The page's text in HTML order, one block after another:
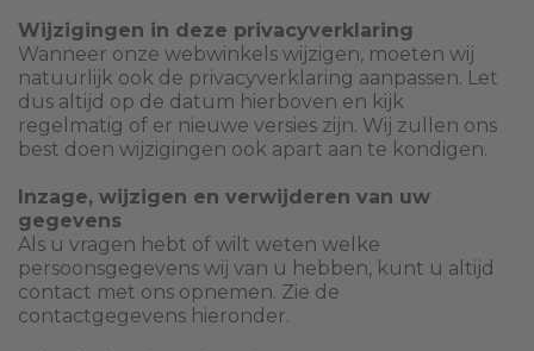
Wijzigingen in deze privacyverklaring
Wanneer onze webwinkels wijzigen, moeten wij
natuurlijk ook de privacyverklaring aanpassen. Let
dus altijd op de datum hierboven en kijk
regelmatig of er nieuwe versies zijn. Wij zullen ons
best doen wijzigingen ook apart aan te kondigen.
Inzage, wijzigen en verwijderen van uw
gegevens
Als u vragen hebt of wilt weten welke
persoonsgegevens wij van u hebben, kunt u altijd
contact met ons opnemen. Zie de
contactgegevens hieronder.